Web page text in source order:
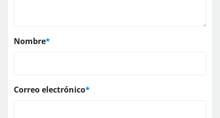
Nombre*
Correo electrónico*